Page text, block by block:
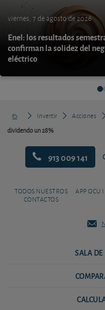
viernes, 7 de agosto de 2026
Enel: los resultados
confirman la solidez del
eléctrico
Invertir Acciones
dividendo un 28%
913 009 141
TODOS NUESTROS
CONTACTOS
APP OCU
SALA